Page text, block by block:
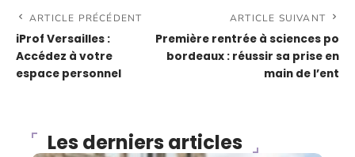
ARTICLE PRÉCÉDENT
iProf Versailles :
Accédez à votre
espace personnel
ARTICLE SUIVANT
Première rentrée à sciences po
bordeaux : réussir sa prise en
main de l’ent
Les derniers articles